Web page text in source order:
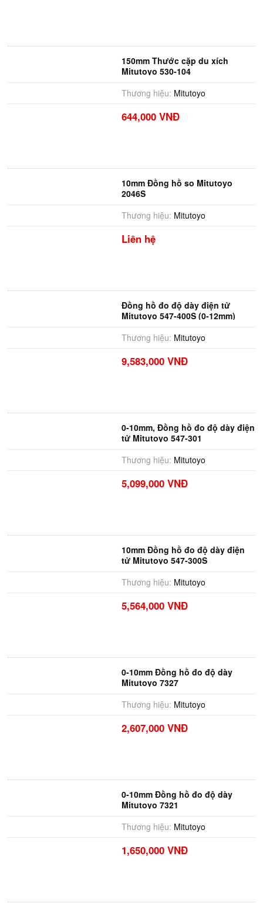
150mm Thước cặp du xích
Mitutoyo 530-104
Thương hiệu: Mitutoyo
644,000 VNĐ
10mm Đồng hồ so Mitutoyo
2046S
Thương hiệu: Mitutoyo
Liên hệ
Đồng hồ đo độ dày điện tử
Mitutoyo 547-400S (0-12mm)
Thương hiệu: Mitutoyo
9,583,000 VNĐ
0-10mm, Đồng hồ đo độ dày điện
tử Mitutoyo 547-301
Thương hiệu: Mitutoyo
5,099,000 VNĐ
10mm Đồng hồ đo độ dày điện
tử Mitutoyo 547-300S
Thương hiệu: Mitutoyo
5,564,000 VNĐ
0-10mm Đồng hồ đo độ dày
Mitutoyo 7327
Thương hiệu: Mitutoyo
2,607,000 VNĐ
0-10mm Đồng hồ đo độ dày
Mitutoyo 7321
Thương hiệu: Mitutoyo
1,650,000 VNĐ